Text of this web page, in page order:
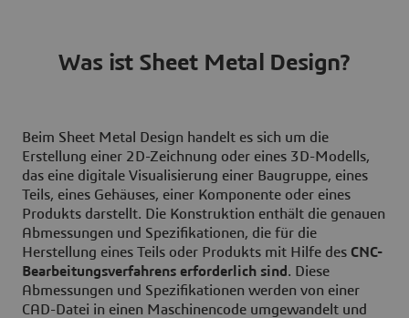
Was ist Sheet Metal Design?
Beim Sheet Metal Design handelt es sich um die
Erstellung einer 2D-Zeichnung oder eines 3D-Modells,
das eine digitale Visualisierung einer Baugruppe, eines
Teils, eines Gehäuses, einer Komponente oder eines
Produkts darstellt. Die Konstruktion enthält die genauen
Abmessungen und Spezifikationen, die für die
Herstellung eines Teils oder Produkts mit Hilfe des CNC-
Bearbeitungsverfahrens erforderlich sind . Diese
Abmessungen und Spezifikationen werden von einer
CAD-Datei in einen Maschinencode umgewandelt und